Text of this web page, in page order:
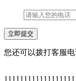
立即提交
您还可以拨打客服电